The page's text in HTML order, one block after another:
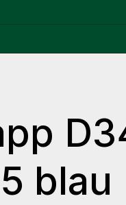
blau